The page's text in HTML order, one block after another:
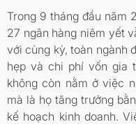
Trong 9 tháng đầu năm
27 ngân hàng niêm yết
với cùng kỳ, toàn ngành
hẹp và chi phí vốn gia
không còn nằm ở việc
mà là họ tăng trưởng
kế hoạch kinh doanh.